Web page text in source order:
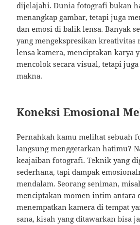
dijelajahi. Dunia fotografi bukan
menangkap gambar, tetapi juga
dan emosi di balik lensa. Banyak
yang mengekspresikan kreativitas
lensa kamera, menciptakan karya
mencolok secara visual, tetapi
makna.
Koneksi Emosional
Pernahkah kamu melihat sebuah
langsung menggetarkan hatimu?
keajaiban fotografi. Teknik yang
sederhana, tapi dampak
mendalam. Seorang seniman,
menciptakan momen intim antara
menempatkan kamera di tempat
sana, kisah yang ditawarkan bisa